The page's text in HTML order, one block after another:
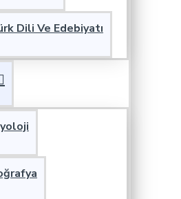
Dili Ve Edebiyatı